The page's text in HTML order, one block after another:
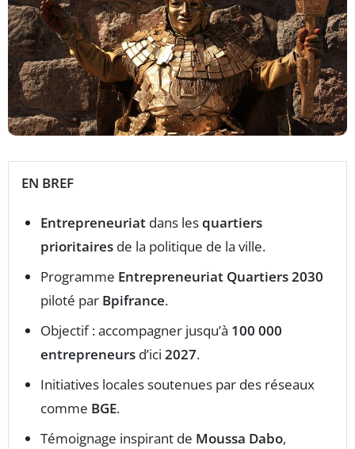
EN BREF
Entrepreneuriat dans lesquartiers
prioritaires de la politique de la ville.
Programme Entrepreneuriat Quartiers 2030
piloté par Bpifrance.
Objectif : accompagner jusqu’à 100 000
entrepreneurs d’ici 2027.
Initiatives locales soutenues par des réseaux
comme BGE.
Témoignage inspirant de Moussa Dabo,